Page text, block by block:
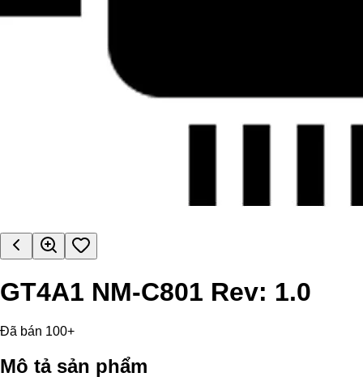
GT4A1 NM-C801 Rev: 1.0
Đã bán 100+
Mô tả sản phẩm